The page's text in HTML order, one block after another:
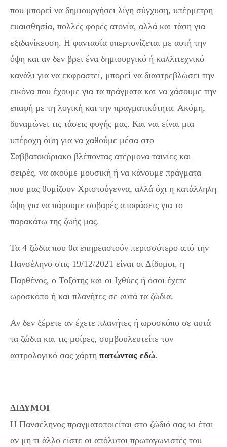
που μπορεί να δημιουργήσει λίγη σύγχυση, υπέρμετρη
ευαισθησία, πολλές φορές ατονία, αλλά και τάση για
εξιδανίκευση. Η φαντασία υπερτονίζεται με αυτή την
όψη και αν δεν βρει ένα δημιουργικό ή καλλιτεχνικό
κανάλι για να εκφραστεί, μπορεί να διαστρεβλώσει την
εικόνα που έχουμε για τα πράγματα και να χάσουμε την
επαφή με τη λογική και την πραγματικότητα. Ακόμη,
δυναμώνει τις τάσεις φυγής μας. Και ναι είναι μια
υπέροχη όψη για να χαθούμε μέσα στο
Σαββατοκύριακο βλέποντας ατέρμονα ταινίες και
σειρές, να ακούμε μουσική ή να κάνουμε πράγματα
που μας θυμίζουν Χριστούγεννα, αλλά όχι η κατάλληλη
όψη για να πάρουμε σοβαρές αποφάσεις για το
παρακάτω της ζωής μας.
Τα 4 ζώδια που θα επηρεαστούν περισσότερο από την
Πανσέληνο στις 19/12/2021 είναι οι Δίδυμοι, η
Παρθένος, ο Τοξότης και οι Ιχθύες ή όσοι έχετε
ωροσκόπο ή και πλανήτες σε αυτά τα ζώδια.
Αν δεν ξέρετε αν έχετε πλανήτες ή ωροσκόπο σε αυτά
τα ζώδια και τις μοίρες, συμβουλευτείτε τον
αστρολογικό σας χάρτη πατώντας εδώ.
ΔΙΔΥΜΟΙ
Η Πανσέληνος πραγματοποιείται στο ζώδιό σας κι έτσι
αν μη τι άλλο είστε οι απόλυτοι πρωταγωνιστές του